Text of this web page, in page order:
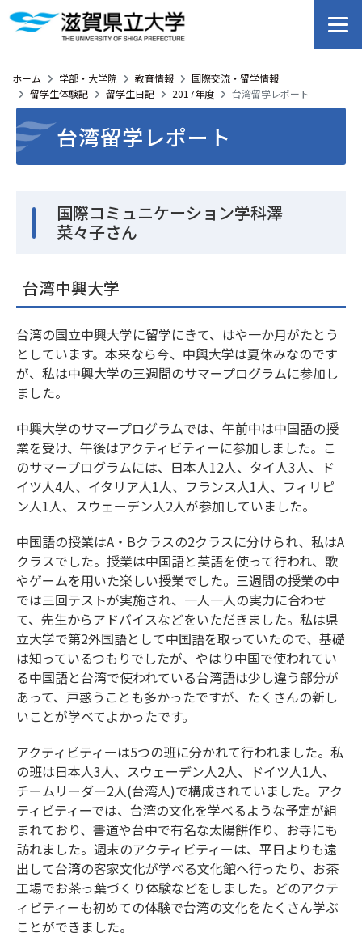
ホーム 学部・大学院 教育情報
国際交流・留学情報
留学生体験記
留学生日記 2017年度 台湾留学レポート
台湾留学レポート
国際コミュニケーション学科澤
菜々子さん
台湾中興大学
台湾の国立中興大学に留学にきて、はや一か月がたとう
としています。本来なら今、中興大学は夏休みなのです
が、私は中興大学の三週間のサマープログラムに参加し
ました。
中興大学のサマープログラムでは、午前中は中国語の授
業を受け、午後はアクティビティーに参加しました。こ
のサマープログラムには、日本人12人、タイ人3人、ド
イツ人4人、イタリア人1人、フランス人1人、フィリピ
ン人1人、スウェーデン人2人が参加していました。
中国語の授業はA・Bクラスの2クラスに分けられ、私はA
クラスでした。授業は中国語と英語を使って行われ、歌
やゲームを用いた楽しい授業でした。三週間の授業の中
では三回テストが実施され、一人一人の実力に合わせ
て、先生からアドバイスなどをいただきました。私は県
立大学で第2外国語として中国語を取っていたので、基礎
は知っているつもりでしたが、やはり中国で使われてい
る中国語と台湾で使われている台湾語は少し違う部分が
あって、戸惑うことも多かったですが、たくさんの新し
いことが学べてよかったです。
アクティビティーは5つの班に分かれて行われました。私
の班は日本人3人、スウェーデン人2人、ドイツ人1人、
チームリーダー2人(台湾人)で構成されていました。アク
ティビティーでは、台湾の文化を学べるような予定が組
まれており、書道や台中で有名な太陽餅作り、お寺にも
訪れました。週末のアクティビティーは、平日よりも遠
出して台湾の客家文化が学べる文化館へ行ったり、お茶
工場でお茶っ葉づくり体験などをしました。どのアクテ
ィビティーも初めての体験で台湾の文化をたくさん学ぶ
ことができました。